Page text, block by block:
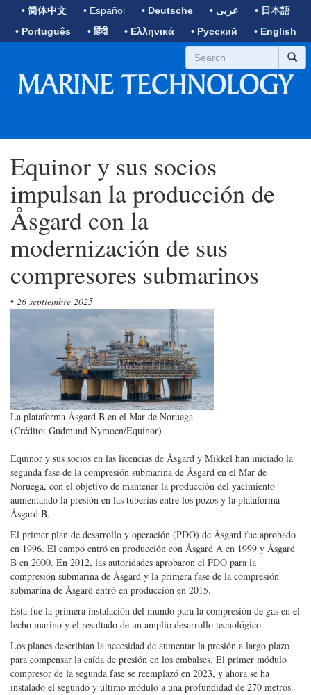
• 简体中文 • Español • Deutsche • عربى
• 日本語
• Português
• हिंदी • Ελληνικά • Русский • English
Equinor y sus socios
impulsan la producción de
Åsgard con la
modernización de sus
compresores submarinos
• 26 septiembre 2025
La plataforma Åsgard B en el Mar de Noruega
(Crédito: Gudmund Nymoen/Equinor)
Equinor y sus socios en las licencias de Åsgard y Mikkel han iniciado la
segunda fase de la compresión submarina de Åsgard en el Mar de
Noruega, con el objetivo de mantener la producción del yacimiento
aumentando la presión en las tuberías entre los pozos y la plataforma
Åsgard B.
El primer plan de desarrollo y operación (PDO) de Åsgard fue aprobado
en 1996. El campo entró en producción con Åsgard A en 1999 y Åsgard
B en 2000. En 2012, las autoridades aprobaron el PDO para la
compresión submarina de Åsgard y la primera fase de la compresión
submarina de Åsgard entró en producción en 2015.
Esta fue la primera instalación del mundo para la compresión de gas en el
lecho marino y el resultado de un amplio desarrollo tecnológico.
Los planes describían la necesidad de aumentar la presión a largo plazo
para compensar la caída de presión en los embalses. El primer módulo
compresor de la segunda fase se reemplazó en 2023, y ahora se ha
instalado el segundo y último módulo a una profundidad de 270 metros.